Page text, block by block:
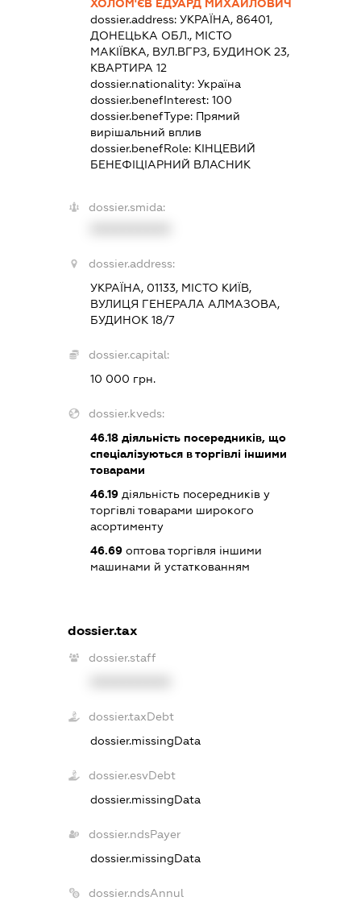
ХОЛОМ'ЄВ ЕДУАРД МИХАЙЛОВИЧ
dossier.address: УКРАЇНА, 86401,
ДОНЕЦЬКА ОБЛ., МІСТО
МАКІЇВКА, ВУЛ.ВГРЗ, БУДИНОК 23,
КВАРТИРА 12
dossier.nationality: Україна
dossier.benefInterest: 100
dossier.benefType: Прямий
вирішальний вплив
dossier.benefRole: КІНЦЕВИЙ
БЕНЕФІЦІАРНИЙ ВЛАСНИК
dossier.smida:
dossier.address:
УКРАЇНА, 01133, МІСТО КИЇВ,
ВУЛИЦЯ ГЕНЕРАЛА АЛМАЗОВА,
БУДИНОК 18/7
dossier.capital:
10 000 грн.
dossier.kveds:
46.18діяльність посередників, що
спеціалізуються в торгівлі іншими
товарами
46.19діяльність посередників у
торгівлі товарами широкого
асортименту
46.69оптова торгівля іншими
машинами й устаткованням
dossier.tax
dossier.staff
dossier.taxDebt
dossier.missingData
dossier.esvDebt
dossier.missingData
dossier.ndsPayer
dossier.missingData
dossier.ndsAnnul